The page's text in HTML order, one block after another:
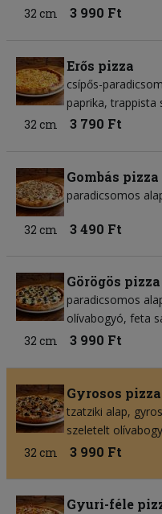
32 cm
3 990 Ft
Erős pizza
csípős-
paprika trappista
32 cm
3 790 Ft
Gombás pizza
paradicsomos
32 cm 3 490 Ft
Görögös pizza
paradicsomos
olívabogyó feta
32 cm
3 990 Ft
Gyrosos pizza
tzatziki alap
szeletelt
32 cm
3 990 Ft
Gyuri-féle